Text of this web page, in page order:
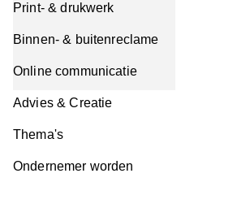
Print- & drukwerk
Binnen- & buitenreclame
Online communicatie
Advies & Creatie
Thema's
Ondernemer worden